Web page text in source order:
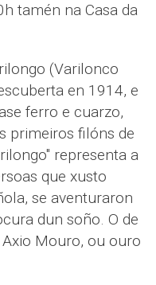
tamén na Casa da
(Varilonco
en 1914, e
ferro e cuarzo,
primeiros filóns de
representa a
que xusto
se aventuraron
dun soño. O de
Mouro, ou ouro